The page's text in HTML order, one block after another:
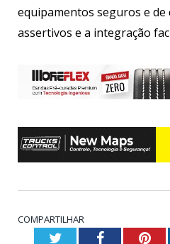
equipamentos seguros e de
assertivos e a integração
COMPARTILHAR
TwitterFacebook